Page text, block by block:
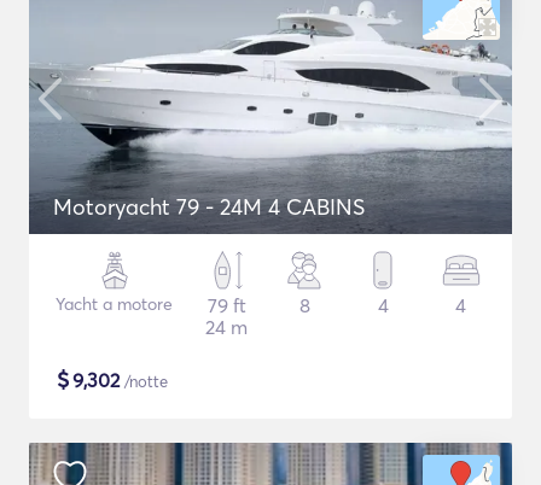
Motoryacht 79 - 24M 4 CABINS
Yacht a motore
79 ft
24 m
8 4 4
$9,302/notte